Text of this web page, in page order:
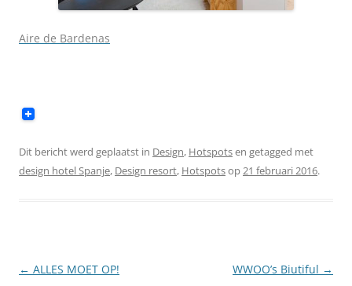
Aire de Bardenas
Dit bericht werd geplaatst in Design, Hotspotsen getagged met
design hotel Spanje, Design resort, Hotspotsop21 februari 2016.
Berichtnavigatie
← ALLES MOET OP! WWOO’s Biutiful →